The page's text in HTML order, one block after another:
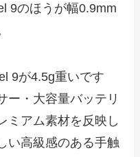
9のほうが幅0.9mm
9が4.5g重いです
ー・大容量バッテリ
ミアム素材を反映し
い高級感のある手触